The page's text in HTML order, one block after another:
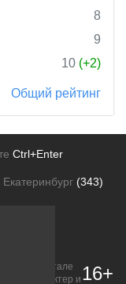
8
9
10 (+2)
Общий рейтинг
Ctrl+Enter
(343)
на портале
характер и 16+